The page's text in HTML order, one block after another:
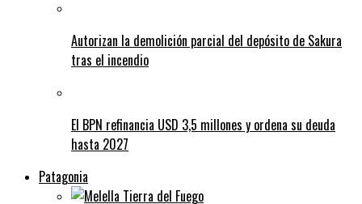
Autorizan la demolición parcial del depósito de Sakura
tras el incendio
El BPN refinancia USD 3,5 millones y ordena su deuda
hasta 2027
Patagonia